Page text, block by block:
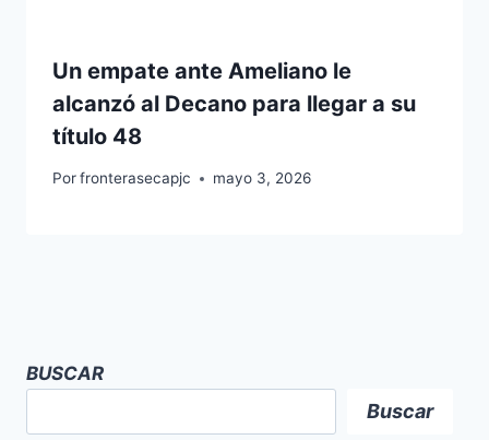
Un empate ante Ameliano le
alcanzó al Decano para llegar a su
título 48
Porfronterasecapjc mayo 3, 2026
BUSCAR
Buscar